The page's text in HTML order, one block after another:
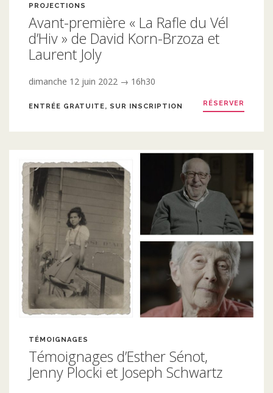
PROJECTIONS
Avant-première « La Rafle du Vél
d’Hiv » de David Korn-Brzoza et
Laurent Joly
dimanche 12 juin 2022 → 16h30
ENTRÉE GRATUITE, SUR INSCRIPTION RÉSERVER
TÉMOIGNAGES
Témoignages d’Esther Sénot,
Jenny Plocki et Joseph Schwartz